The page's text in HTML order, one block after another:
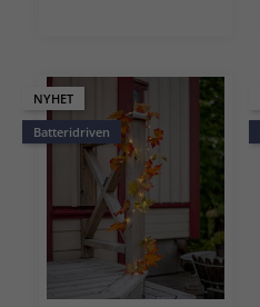
NYHET
Batteridriven